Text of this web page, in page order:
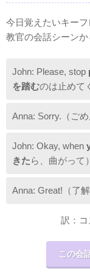
今日覚えたいキー
教官の会話シーン
John: Please, stop
を踏むのは止めて
Anna: Sorry.（ごめ
John: Okay, when
きたら、曲がって）
Anna: Great!（了解
訳：
この会